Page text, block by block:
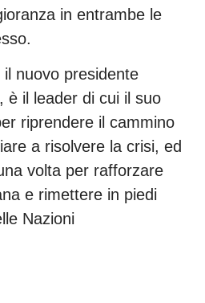
in entrambe le
nuovo presidente
è il leader di cui il suo
riprendere il cammino
a risolvere la crisi, ed
volta per rafforzare
e rimettere in piedi
Nazioni